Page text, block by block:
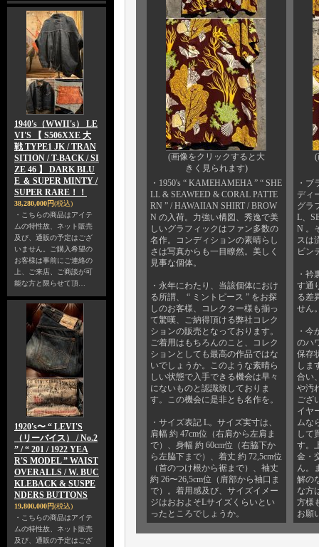
1940's（WWII's） LE
VI'S 【 S506XXE 大
戦 TYPE1 JK / TRAN
SITION / T-BACK / SI
ZE 46 】 DARK BLU
E ＆ SUPER MINTY /
SUPER RARE！！
38,280,000円(税込)
・こちらの商品はアイテ
ムの特性故、ネット販売
及び、通販の予定はござ
いません。ご購入希望の
お客様は事前にご連絡の
上、ご来店、ご商談が可
能な方と限らせて頂…
1920's〜 “ LEVI'S
（リーバイス） / No.2
” / “ 201 / 1922 YEA
R'S MODEL ” WAIST
OVERALLS / W. BUC
KLEBACK & SUSPE
NDERS BUTTONS
19,800,000円(税込)
・こちらの商品はアイテ
ムの特性故、ネット販売
及び、通販の予定はござ
(画像をクリックすると大
きく見られます)
・1950's “ KAMEHAMEHA ” “ SHE
LL & SEAWEED & CORAL PATTE
RN ” / HAWAIIAN SHIRT / BROW
N の入荷。力強い構図、秀逸で美
しいグラフィックはファン多数の
名作。コンディションの素晴らし
さは写真からも一目瞭然。美しく
見事な個体。
・永年にわたり、当該個体におけ
る所謂、 “ ミントピース ” をお探
しのお客様、コレクター様も揃っ
て驚嘆、ご納得頂ける弊社コレク
ションの販売となっております。
ご着用はもちろんのこと、コレク
ションとしても最高の作品ではな
いでしょうか。このような素晴ら
しい状態で入手できる機会は早々
にないものと認識致しておりま
す。この機会に是非とも名作を。
・サイズ表記 L。サイズ実寸は、
肩幅 約 47cm位（右肩から左肩ま
で）、身幅 約 60cm位（右脇下か
ら左脇下まで）、着丈 約 72,5cm位
（首のつけ根から裾まで）、袖丈
約 26〜26,5cm位（肩部から袖口ま
で）。着用感及び、サイズイメー
ジはおおよそLサイズくらいとい
ったところでしょうか。
(
・ブ
ディ
グラ
L、
N 。
スは
ビン
・衿
す通
る差
せん
・今
のハ
保存
しま
合い
や汚
ござ
イヤ
ムな
して
す。
金・
ん。
解の
な方
方様
お願